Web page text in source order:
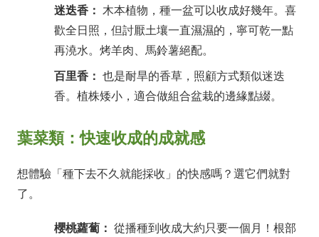
迷迭香： 木本植物，種一盆可以收成好幾年。喜
歡全日照，但討厭土壤一直濕濕的，寧可乾一點
再澆水。烤羊肉、馬鈴薯絕配。
百里香： 也是耐旱的香草，照顧方式類似迷迭
香。植株矮小，適合做組合盆栽的邊緣點綴。
葉菜類：快速收成的成就感
想體驗「種下去不久就能採收」的快感嗎？選它們就對
了。
櫻桃蘿蔔： 從播種到收成大約只要一個月！根部